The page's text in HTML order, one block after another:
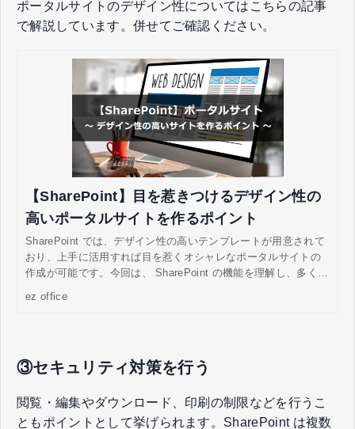
ポータルサイトのデザイン性についてはこちらの記事
で解説しています。併せてご確認ください。
【SharePoint】目を惹きつけるデザイン性の
高いポータルサイトを作るポイント
SharePoint では、デザイン性の高いテンプレートが用意されて
おり、上手に活用すれば目を惹くオシャレなポータルサイトの
作成が可能です。今回は、 SharePoint の機能を理解し、多くの
ez office
③セキュリティ対策を行う
閲覧・編集やダウンロード、印刷の制限などを行うこ
ともポイントとして挙げられます。SharePoint は複数